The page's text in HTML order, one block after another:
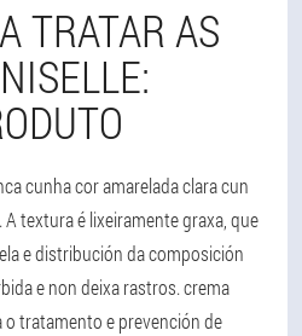
TRATAR AS
cunha cor amarelada clara cun
textura é lixeiramente graxa, que
e distribución da composición
e non deixa rastros. crema
o tratamento e prevención de